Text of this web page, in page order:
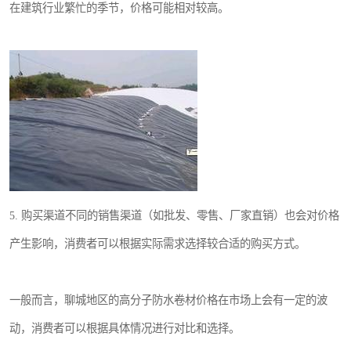
在建筑行业繁忙的季节，价格可能相对较高。
5. 购买渠道不同的销售渠道（如批发、零售、厂家直销）也会对价格
产生影响，消费者可以根据实际需求选择较合适的购买方式。
一般而言，聊城地区的高分子防水卷材价格在市场上会有一定的波
动，消费者可以根据具体情况进行对比和选择。